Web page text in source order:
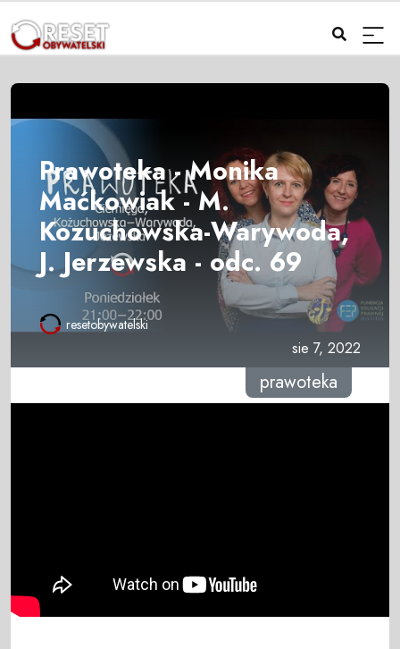
Prawoteka - Monika
Maćkowiak - M.
Kozuchowska-Warywoda,
J. Jerzewska - odc. 69
resetobywatelski
sie 7, 2022
prawoteka